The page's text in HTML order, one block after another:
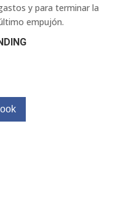
y para terminar la
empujón.